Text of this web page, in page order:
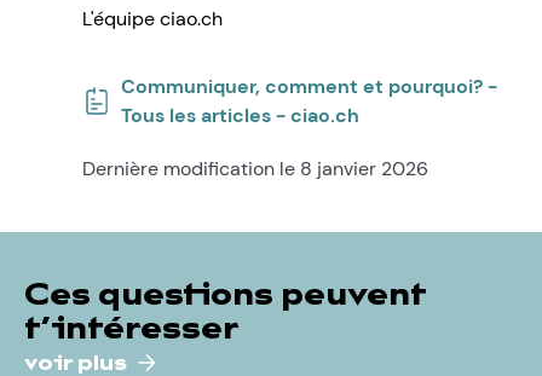
L'équipe ciao.ch
Communiquer, comment et pourquoi? -
Tous les articles - ciao.ch
Dernière modification le 8 janvier 2026
Ces questions peuvent
t’intéresser
voir plus